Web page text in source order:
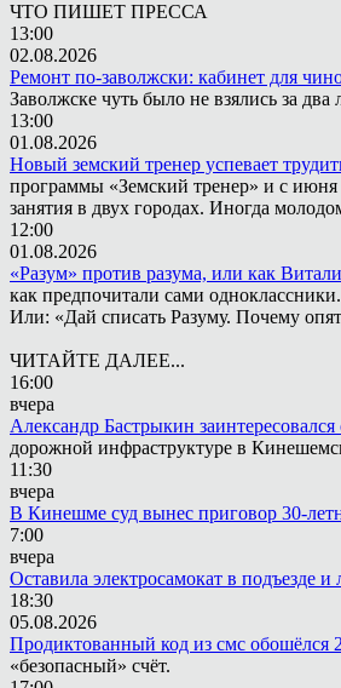
ЧТО ПИШЕТ ПРЕССА
13:00
02.08.2026
Ремонт по-заволжски: кабинет для
Заволжске чуть было не взялись за
13:00
01.08.2026
Новый земский тренер успевает
программы «Земский тренер» и с июня
занятия в двух городах. Иногда
12:00
01.08.2026
«Разум» против разума, или как
как предпочитали сами
Или: «Дай списать Разуму. Почему
ЧИТАЙТЕ ДАЛЕЕ...
16:00
вчера
Александр Бастрыкин
дорожной инфраструктуре в
11:30
вчера
В Кинешме суд вынес приговор 30-
7:00
вчера
Оставила электросамокат в подъезде и
18:30
05.08.2026
Продиктованный код из смс обошёлся
«безопасный» счёт.